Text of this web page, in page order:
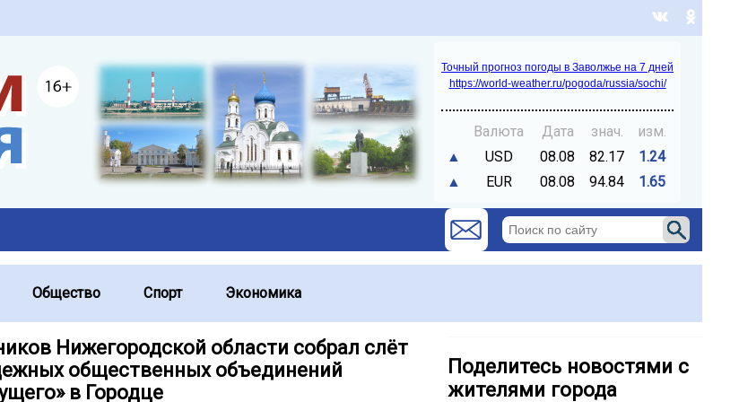
Точный прогноз погоды в Заволжье на 7 дней
https://world-weather.ru/pogoda/russia/sochi/
Валюта Дата знач.
изм.
▲
USD 08.08 82.17
1.24
▲
EUR 08.08 94.84 1.65
Общество Спорт Экономика
Нижегородской области собрал слёт
общественных объединений
в Городце
Поделитесь новостями с
жителями города